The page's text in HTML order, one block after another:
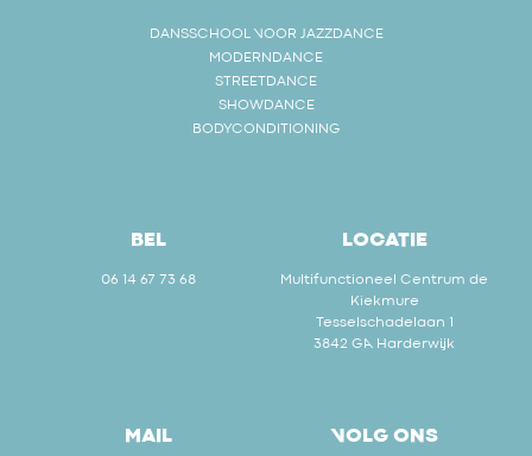
DANSSCHOOL VOOR JAZZDANCE
MODERNDANCE
STREETDANCE
SHOWDANCE
BODYCONDITIONING
BEL
06 14 67 73 68
LOCATIE
Multifunctioneel Centrum de
Kiekmure
Tesselschadelaan 1
3842 GA Harderwijk
MAIL VOLG ONS